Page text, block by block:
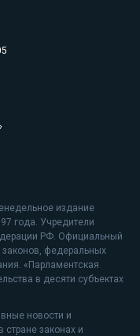
издание
года. Учредители
РФ. Официальный
законов, федеральных
«Парламентская
в десяти субъектах
новости и
законах и